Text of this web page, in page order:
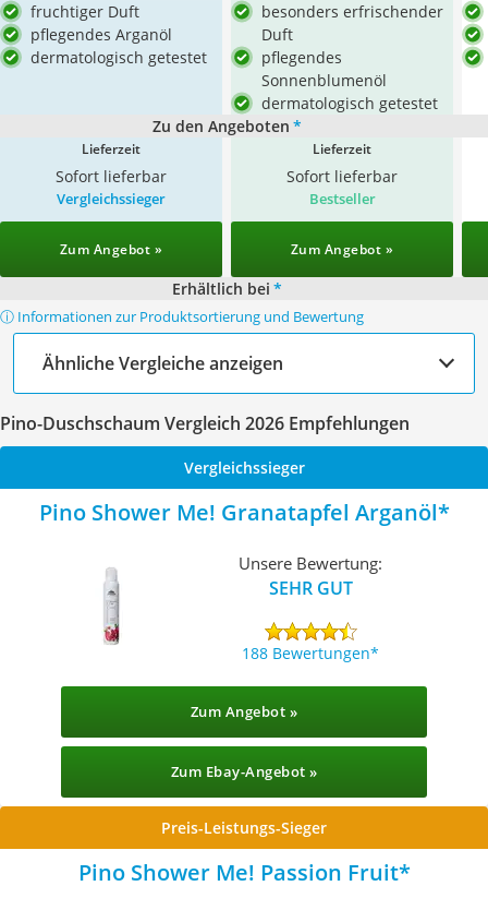
fruchtiger Duft
pflegendes Arganöl
dermatologisch getestet
besonders erfrischender
Duft
pflegendes
Sonnenblumenöl
dermatologisch getestet
Zu den Angeboten *
Lieferzeit
Sofort lieferbar
Lieferzeit
Sofort lieferbar
Vergleichssieger
Zum Angebot »
Bestseller
Zum Angebot »
Erhältlich bei *
ⓘ Informationen zur Produktsortierung und Bewertung
Ähnliche Vergleiche anzeigen
Pino-Duschschaum Vergleich 2026 Empfehlungen
Vergleichssieger
Pino Shower Me! Granatapfel Arganöl
Unsere Bewertung:
SEHR GUT
188 Bewertungen
Zum Angebot »
Zum Ebay-Angebot »
Preis-Leistungs-Sieger
Pino Shower Me! Passion Fruit